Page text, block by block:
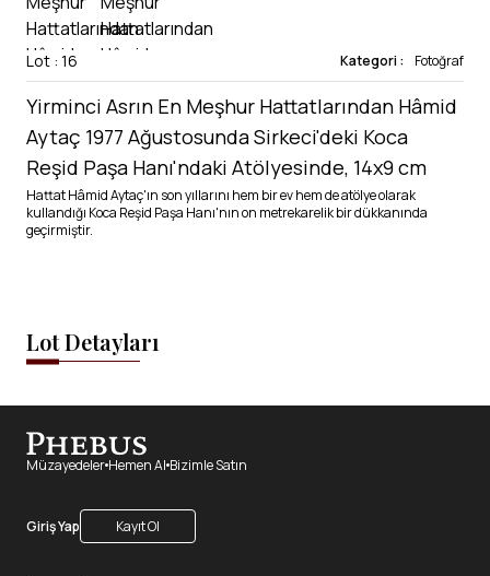
Lot : 16 Kategori : Fotoğraf
Yirminci Asrın En Meşhur Hattatlarından Hâmid
Aytaç 1977 Ağustosunda Sirkeci'deki Koca
Reşid Paşa Hanı'ndaki Atölyesinde, 14x9 cm
Hattat Hâmid Aytaç'ın son yıllarını hem bir ev hem de atölye olarak
kullandığı Koca Reşid Paşa Hanı'nın on metrekarelik bir dükkanında
geçirmiştir.
Lot Detayları
Müzayedeler Hemen Al Bizimle Satın
Giriş Yap Kayıt Ol